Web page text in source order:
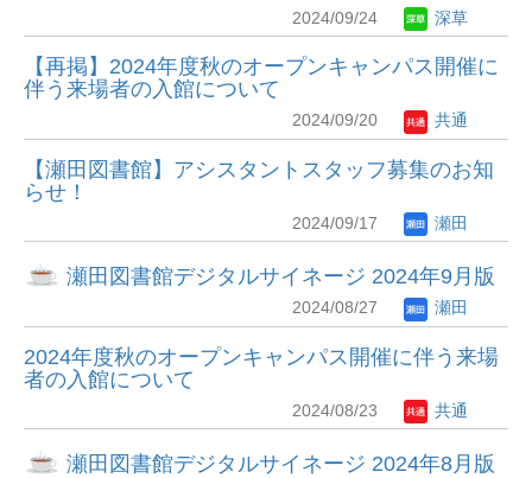
2024/09/24 深草
【再掲】2024年度秋のオープンキャンパス開催に
伴う来場者の入館について
2024/09/20 共通
【瀬田図書館】アシスタントスタッフ募集のお知
らせ！
2024/09/17 瀬田
瀬田図書館デジタルサイネージ 2024年9月版
2024/08/27 瀬田
2024年度秋のオープンキャンパス開催に伴う来場
者の入館について
2024/08/23 共通
瀬田図書館デジタルサイネージ 2024年8月版